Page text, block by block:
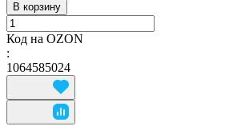
В корзину
Код на OZON
:
1064585024